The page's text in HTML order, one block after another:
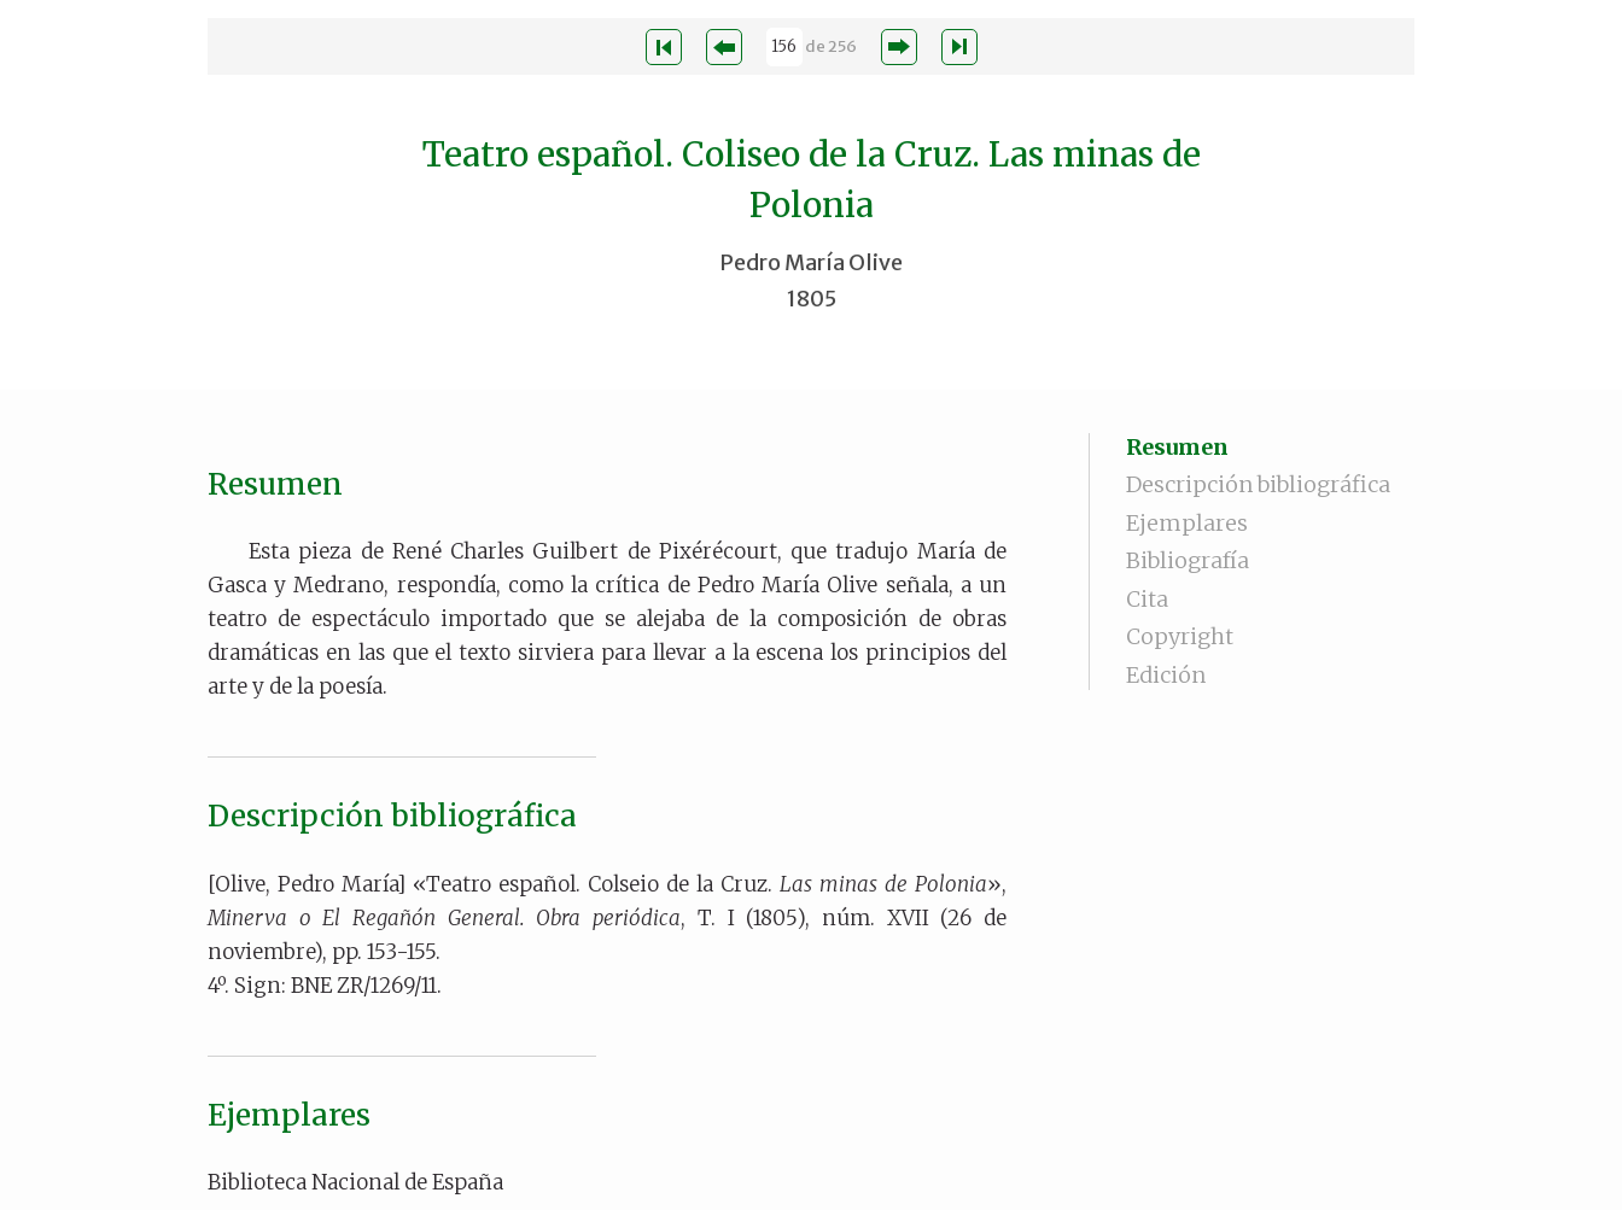
de256
Teatro español. Coliseo de la Cruz. Las minas de
Polonia
Pedro María Olive
1805
Resumen
Descripción bibliográfica
Ejemplares
Bibliografía
Cita
Copyright
Edición
Resumen
Esta pieza de René Charles Guilbert de Pixérécourt, que tradujo María de
Gasca y Medrano, respondía, como la crítica de Pedro María Olive señala, a un
teatro de espectáculo importado que se alejaba de la composición de obras
dramáticas en las que el texto sirviera para llevar a la escena los principios del
arte y de la poesía.
Descripción bibliográfica
[Olive, Pedro María] «Teatro español. Colseio de la Cruz. Las minas de Polonia»,
Minerva o El Regañón General. Obra periódica, T. I (1805), núm. XVII (26 de
noviembre), pp. 153-155.
4º. Sign: BNE ZR/1269/11.
Ejemplares
Biblioteca Nacional de España